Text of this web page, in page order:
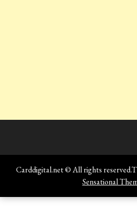
Carddigital.net © All rights
Sensational